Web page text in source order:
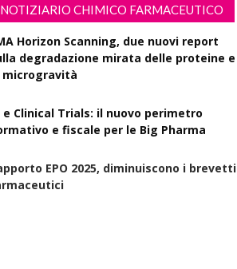
NOTIZIARIO CHIMICO FARMACEUTICO
Horizon Scanning, due nuovi report
degradazione mirata delle proteine e
microgravità
e Clinical Trials: il nuovo perimetro
e fiscale per le Big Pharma
EPO 2025, diminuiscono i brevetti